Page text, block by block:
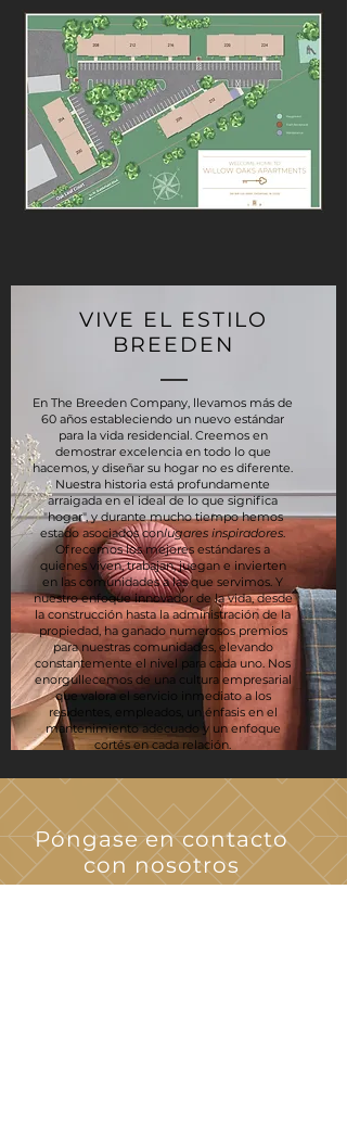
VIVE EL ESTILO
BREEDEN
En The Breeden Company, llevamos más de
60 años estableciendo un nuevo estándar
para la vida residencial. Creemos en
demostrar excelencia en todo lo que
hacemos, y diseñar su hogar no es diferente.
Nuestra historia está profundamente
arraigada en el ideal de lo que significa
"hogar", y durante mucho tiempo hemos
estado asociados conlugares inspiradores.
Ofrecemos los mejores estándares a
quienes viven, trabajan, juegan e invierten
en las comunidades a las que servimos. Y
nuestro enfoque innovador de la vida, desde
la construcción hasta la administración de la
propiedad, ha ganado numerosos premios
para nuestras comunidades, elevando
constantemente el nivel para cada uno. Nos
enorgullecemos de una cultura empresarial
que valora el servicio inmediato a los
residentes, empleados, un énfasis en el
mantenimiento adecuado y un enfoque
cortés en cada relación.
Póngase en contacto
con nosotros